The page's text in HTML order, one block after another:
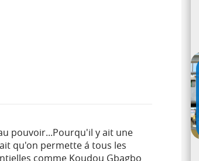
pouvoir...Pourqu'il y ait une
qu'on permette á tous les
comme Koudou Gbagbo